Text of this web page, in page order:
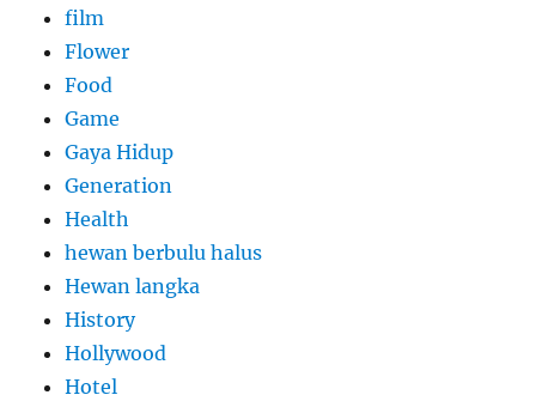
film
Flower
Food
Game
Gaya Hidup
Generation
Health
hewan berbulu halus
Hewan langka
History
Hollywood
Hotel